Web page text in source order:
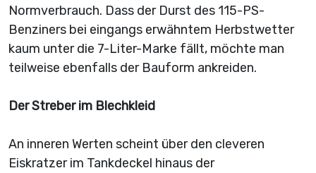
Normverbrauch. Dass der Durst des 115-PS-
Benziners bei eingangs erwähntem Herbstwetter
kaum unter die 7-Liter-Marke fällt, möchte man
teilweise ebenfalls der Bauform ankreiden.
Der Streber im Blechkleid
An inneren Werten scheint über den cleveren
Eiskratzer im Tankdeckel hinaus der